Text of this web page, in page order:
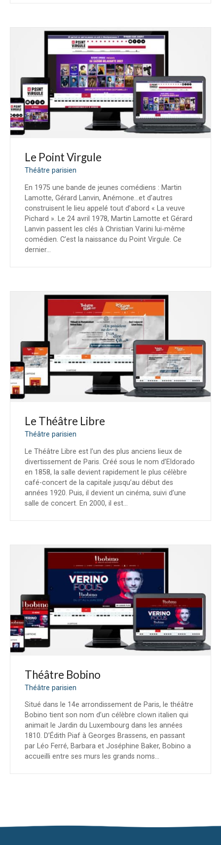
Le Point Virgule
Théâtre parisien
En 1975 une bande de jeunes comédiens : Martin
Lamotte, Gérard Lanvin, Anémone…et d’autres
construisent le lieu appelé tout d’abord « La veuve
Pichard ». Le 24 avril 1978, Martin Lamotte et Gérard
Lanvin passent les clés à Christian Varini lui-même
comédien. C’est la naissance du Point Virgule. Ce
dernier…
Le Théâtre Libre
Théâtre parisien
Le Théâtre Libre est l’un des plus anciens lieux de
divertissement de Paris. Créé sous le nom d’Eldorado
en 1858, la salle devient rapidement le plus célèbre
café-concert de la capitale jusqu’au début des
années 1920. Puis, il devient un cinéma, suivi d’une
salle de concert. En 2000, il est…
Théâtre Bobino
Théâtre parisien
Situé dans le 14e arrondissement de Paris, le théâtre
Bobino tient son nom d’un célèbre clown italien qui
animait le Jardin du Luxembourg dans les années
1810. D’Édith Piaf à Georges Brassens, en passant
par Léo Ferré, Barbara et Joséphine Baker, Bobino a
accueilli entre ses murs les grands noms…